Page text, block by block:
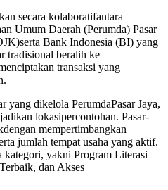
secara kolaboratifantara
Umum Daerah (Perumda) Pasar
Bank Indonesia (BI) yang
tradisional beralih ke
transaksi yang
yang dikelola PerumdaPasar Jaya,
lokasipercontohan. Pasar-
mempertimbangkan
jumlah tempat usaha yang aktif.
kategori, yakni Program Literasi
dan Akses